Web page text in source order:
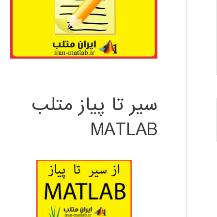
سیر تا پیاز متلب
MATLAB